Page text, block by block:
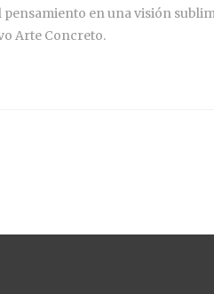
en una visión
Arte Concreto.